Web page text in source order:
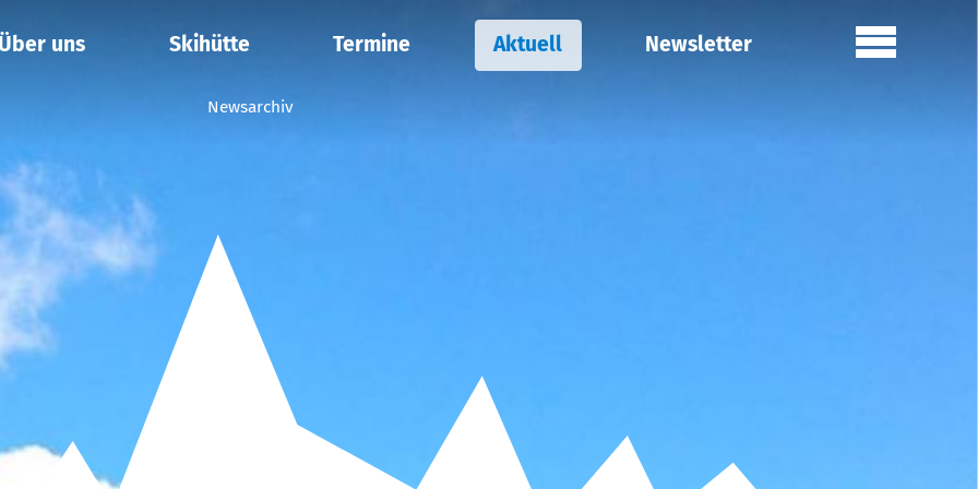
uns Skihütte Termine Aktuell Newsletter
Newsarchiv